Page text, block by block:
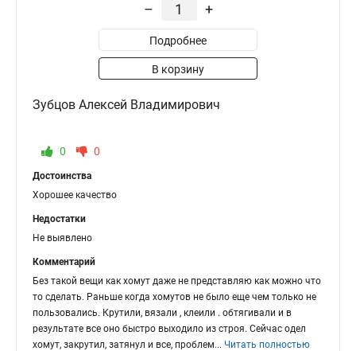
– +
Подробнее
В корзину
Зубцов Алексей Владимирович
0 0
Достоинства
Хорошее качество
Недостатки
Не выявлено
Комментарий
Без такой вещи как хомут даже не представляю как можно что
то сделать. Раньше когда хомутов не было еще чем только не
пользовались. Крутили, вязали , клеили . обтягивали и в
результате все оно быстро выходило из строя. Сейчас одел
хомут, закрутил, затянул и все, проблем... Читать полностью